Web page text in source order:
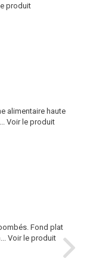
produit
alimentaire haute
Voir le produit
Fond plat
Voir le produit